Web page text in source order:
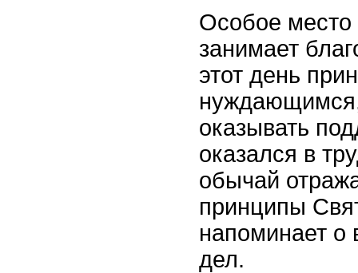
Особое место
занимает
этот день
оказывать
оказался в
обычай
принципы
напоминает о
дел.